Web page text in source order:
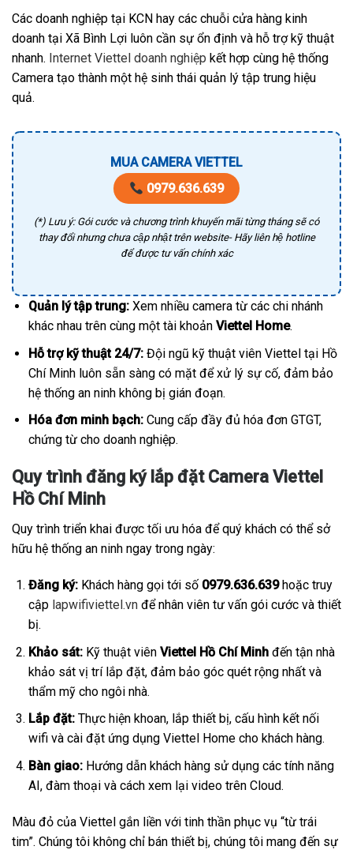
Các doanh nghiệp tại KCN hay các chuỗi cửa hàng kinh
doanh tại Xã Bình Lợi luôn cần sự ổn định và hỗ trợ kỹ thuật
nhanh. Internet Viettel doanh nghiệp kết hợp cùng hệ thống
Camera tạo thành một hệ sinh thái quản lý tập trung hiệu
quả.
MUA CAMERA VIETTEL
0979.636.639
(*) Lưu ý: Gói cước và chương trình khuyến mãi từng tháng sẽ có
thay đổi nhưng chưa cập nhật trên website- Hãy liên hệ hotline
để được tư vấn chính xác
Quản lý tập trung:Xem nhiều camera từ các chi nhánh
khác nhau trên cùng một tài khoản Viettel Home.
Hỗ trợ kỹ thuật 24/7:Đội ngũ kỹ thuật viên Viettel tại Hồ
Chí Minh luôn sẵn sàng có mặt để xử lý sự cố, đảm bảo
hệ thống an ninh không bị gián đoạn.
Hóa đơn minh bạch:Cung cấp đầy đủ hóa đơn GTGT,
chứng từ cho doanh nghiệp.
Quy trình đăng ký lắp đặt Camera Viettel
Hồ Chí Minh
Quy trình triển khai được tối ưu hóa để quý khách có thể sở
hữu hệ thống an ninh ngay trong ngày:
Đăng ký:Khách hàng gọi tới số 0979.636.639hoặc truy
cập lapwifiviettel.vnđể nhân viên tư vấn gói cước và thiết
bị.
Khảo sát:Kỹ thuật viên Viettel Hồ Chí Minhđến tận nhà
khảo sát vị trí lắp đặt, đảm bảo góc quét rộng nhất và
thẩm mỹ cho ngôi nhà.
Lắp đặt:Thực hiện khoan, lắp thiết bị, cấu hình kết nối
wifi và cài đặt ứng dụng Viettel Home cho khách hàng.
Bàn giao:Hướng dẫn khách hàng sử dụng các tính năng
AI, đàm thoại và cách xem lại video trên Cloud.
Màu đỏ của Viettel gắn liền với tinh thần phục vụ “từ trái
tim”. Chúng tôi không chỉ bán thiết bị, chúng tôi mang đến sự